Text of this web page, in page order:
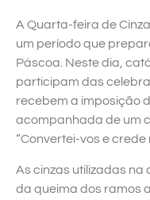
A Quarta-feira de
um período que
Páscoa. Neste dia,
participam das
recebem a imposição
acompanhada de um
“Convertei-vos e crede
As cinzas utilizadas
da queima dos ramos